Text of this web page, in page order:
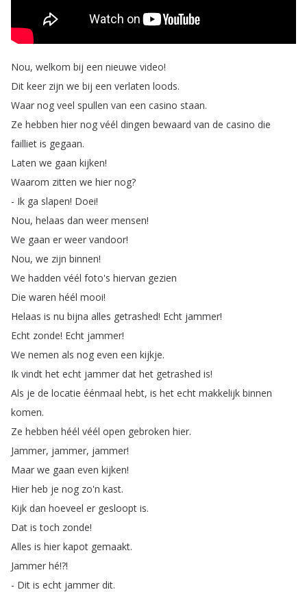
Nou, welkom bij een nieuwe video!
Dit keer zijn we bij een verlaten loods.
Waar nog veel spullen van een casino staan.
Ze hebben hier nog véél dingen bewaard van de casino die
failliet is gegaan.
Laten we gaan kijken!
Waarom zitten we hier nog?
- Ik ga slapen! Doei!
Nou, helaas dan weer mensen!
We gaan er weer vandoor!
Nou, we zijn binnen!
We hadden véél foto's hiervan gezien
Die waren héél mooi!
Helaas is nu bijna alles getrashed! Echt jammer!
Echt zonde! Echt jammer!
We nemen als nog even een kijkje.
Ik vindt het echt jammer dat het getrashed is!
Als je de locatie éénmaal hebt, is het echt makkelijk binnen
komen.
Ze hebben héél véél open gebroken hier.
Jammer, jammer, jammer!
Maar we gaan even kijken!
Hier heb je nog zo'n kast.
Kijk dan hoeveel er gesloopt is.
Dat is toch zonde!
Alles is hier kapot gemaakt.
Jammer hé!?!
- Dit is echt jammer dit.